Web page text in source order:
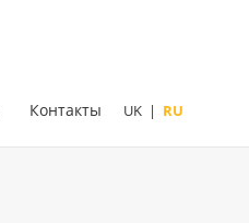
Контакты UK | RU